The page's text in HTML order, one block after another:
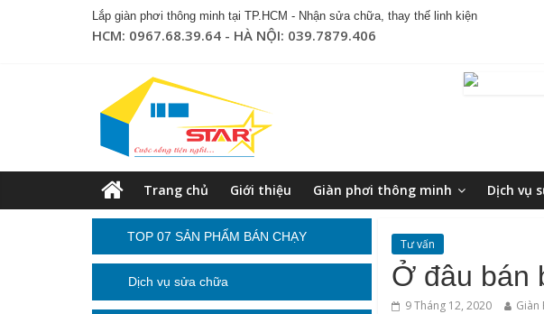
Lắp giàn phơi thông minh tại TP.HCM - Nhận sửa chữa, thay thế linh kiện
HCM: 0967.68.39.64 - HÀ NỘI: 039.7879.406
Trang chủ Giới thiệu Giàn phơi thông minh Dịch vụ
Tư vấn
Ở đâu bán
9 Tháng 12, 2020 Giàn
TOP 07 SẢN PHẨM BÁN CHẠY
Dịch vụ sửa chữa